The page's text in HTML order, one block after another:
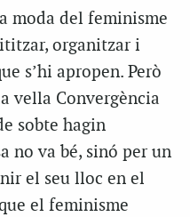
moda del feminisme
organitzar i
s’hi apropen. Però
vella Convergència
sobte hagin
no va bé, sinó per un
el seu lloc en el
el feminisme